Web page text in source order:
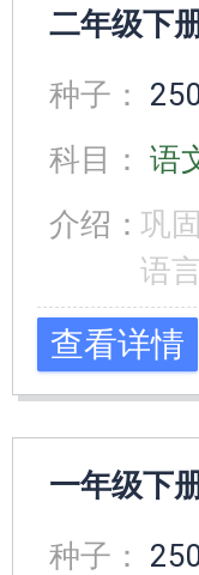
二年级下
种子：
科目： 语
介绍：巩
语
查看详情
一年级下
种子：